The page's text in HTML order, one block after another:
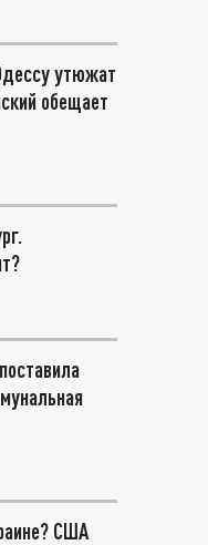
утюжат
обещает
США